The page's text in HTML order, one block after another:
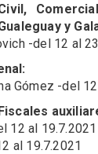
y
-del 12 al
Gómez -del
12 al 19.7.2021
al 19.7.2021